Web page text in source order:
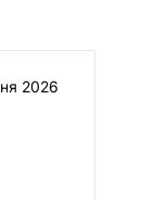
2026